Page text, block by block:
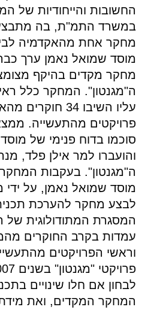
החשובות והייחודיות של
במשרד התמ"ת, בה
מחקר אחת מהאקדמיה
מחקר מקדים בהיקף
ה"מגנטון". המחקר כלל
פרויקטים מהתעשייה.
סוכמו בדוח פנימי של
והועברו למר אילן פלד,
ה"מגנטון". בעקבות
מוסד שמואל נאמן, על
לבצע מחקר להערכת
המסגרת המתודולוגית
עמדות בקרב החוקרים
לבחון אם חלו שינויים
המחקר המקדים, ואת